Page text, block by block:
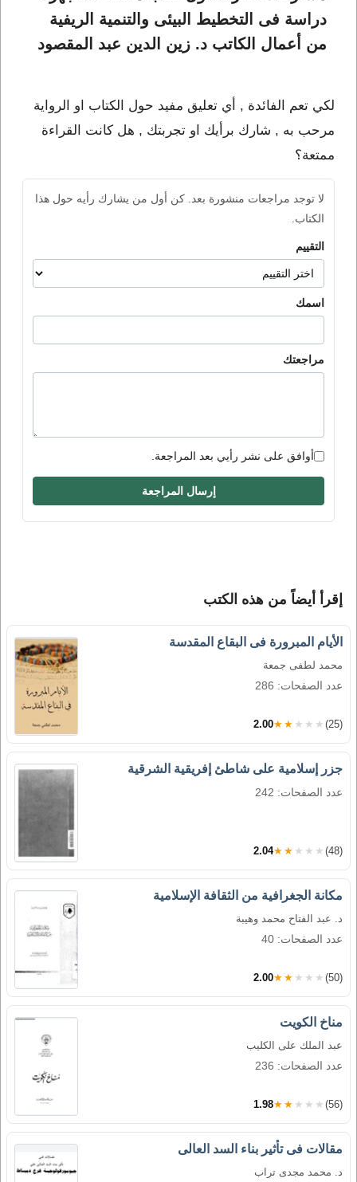
دراسة فى التخطيط البيئى والتنمية الريفية
من أعمال الكاتب د. زين الدين عبد المقصود
لكي تعم الفائدة , أي تعليق مفيد حول الكتاب او الرواية
مرحب به , شارك برأيك او تجربتك , هل كانت القراءة
ممتعة؟
لا توجد مراجعات منشورة بعد. كن أول من يشارك رأيه حول هذا
الكتاب.
التقييم
اسمك
مراجعتك
أوافق على نشر رأيي بعد المراجعة.
إرسال المراجعة
إقرأ أيضاً من هذه الكتب
الأيام المبرورة فى البقاع المقدسة
محمد لطفى جمعة
عدد الصفحات: 286
2.00★★★★★ (25)
جزر إسلامية على شاطئ إفريقية الشرقية
عدد الصفحات: 242
2.04★★★★★ (48)
مكانة الجغرافية من الثقافة الإسلامية
د. عبد الفتاح محمد وهيبة
عدد الصفحات: 40
2.00★★★★★ (50)
مناخ الكويت
عبد الملك على الكليب
عدد الصفحات: 236
1.98★★★★★ (56)
مقالات فى تأثير بناء السد العالى
د. محمد مجدى تراب